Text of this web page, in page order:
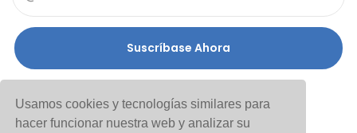
Usamos cookies y tecnologías similares para
hacer funcionar nuestra web y analizar su
Suscríbase Ahora